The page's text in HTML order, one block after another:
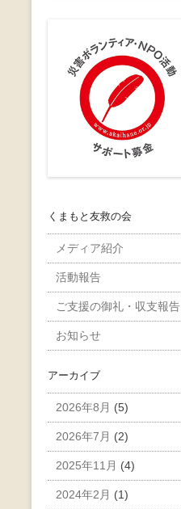
くまもと友救の会
メディア紹介
活動報告
ご支援の御礼・収支報告
お知らせ
アーカイブ
2026年8月 (5)
2026年7月 (2)
2025年11月 (4)
2024年2月 (1)